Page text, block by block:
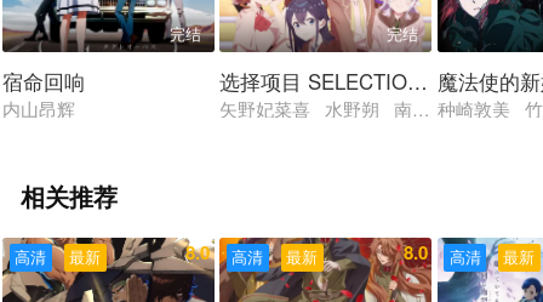
完结
宿命回响
内山昂辉
完结
选择项目 SELECTION PROJECT
矢野妃菜喜 水野朔 南云希美 荒井
魔法使的
种崎敦美
相关推荐
最新
高清 8.0 最新
高清 8.0 最新
高清